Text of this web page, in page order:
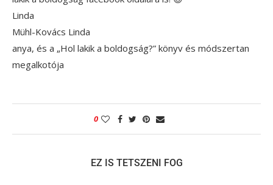
Linda
Mühl-Kovács Linda
anya, és a „Hol lakik a boldogság?” könyv és módszertan
megalkotója
0
EZ IS TETSZENI FOG